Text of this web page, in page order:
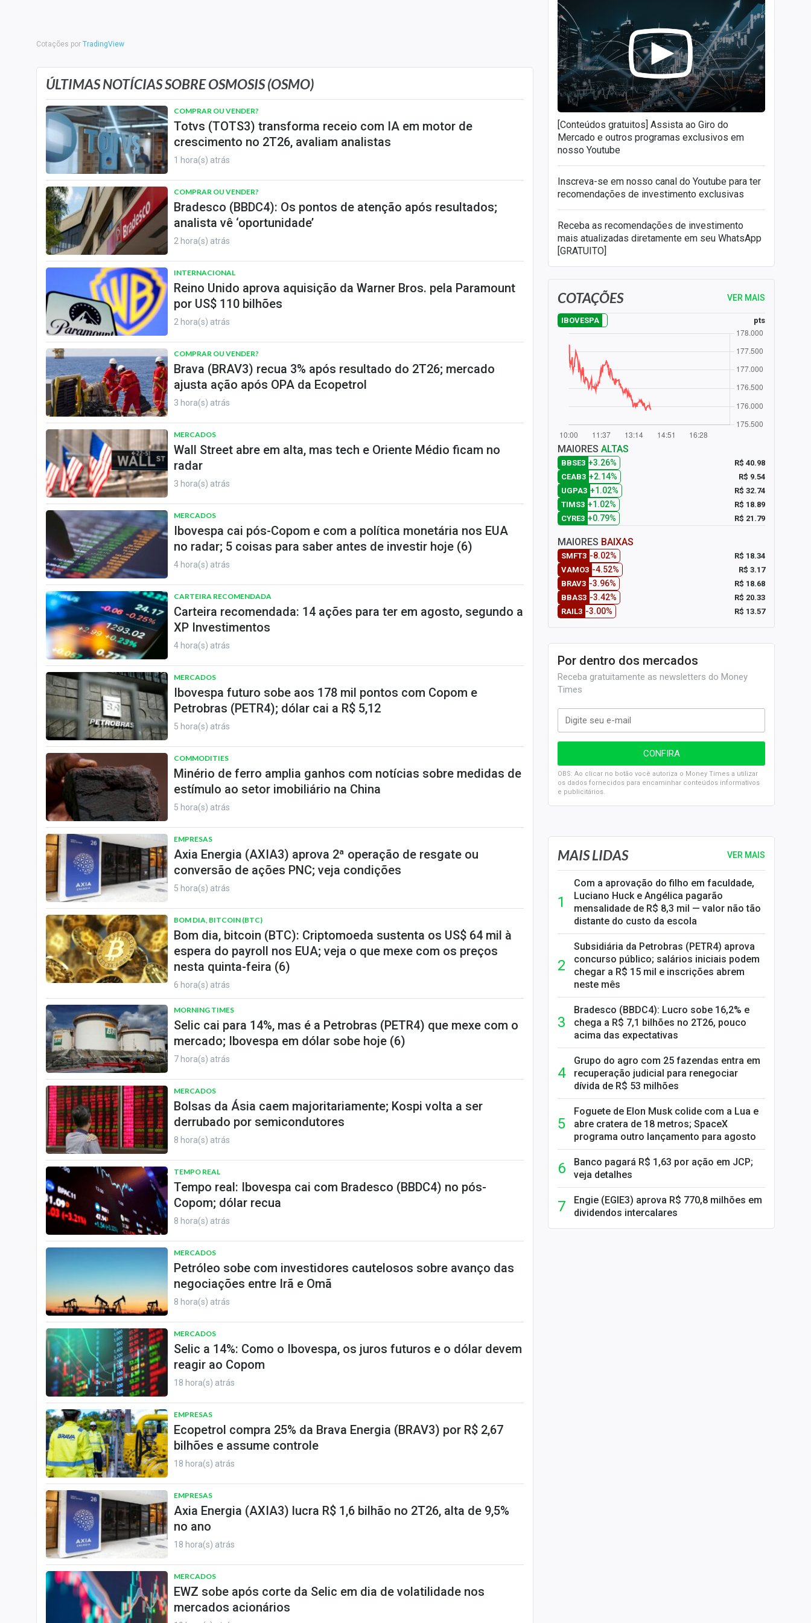
Tecnologia
Expediente
Cotações por TradingView
ÚLTIMAS NOTÍCIAS SOBRE OSMOSIS (OSMO)
COMPRAR OU VENDER?
Totvs (TOTS3) transforma receio com IA em motor de
crescimento no 2T26, avaliam analistas
1 hora(s) atrás
COMPRAR OU VENDER?
Bradesco (BBDC4): Os pontos de atenção após resultados;
analista vê ‘oportunidade’
2 hora(s) atrás
INTERNACIONAL
Reino Unido aprova aquisição da Warner Bros. pela Paramount
por US$ 110 bilhões
2 hora(s) atrás
COMPRAR OU VENDER?
Brava (BRAV3) recua 3% após resultado do 2T26; mercado
ajusta ação após OPA da Ecopetrol
3 hora(s) atrás
MERCADOS
Wall Street abre em alta, mas tech e Oriente Médio ficam no
radar
3 hora(s) atrás
MERCADOS
Ibovespa cai pós-Copom e com a política monetária nos EUA
no radar; 5 coisas para saber antes de investir hoje (6)
4 hora(s) atrás
CARTEIRA RECOMENDADA
Carteira recomendada: 14 ações para ter em agosto, segundo a
XP Investimentos
4 hora(s) atrás
MERCADOS
Ibovespa futuro sobe aos 178 mil pontos com Copom e
Petrobras (PETR4); dólar cai a R$ 5,12
5 hora(s) atrás
COMMODITIES
Minério de ferro amplia ganhos com notícias sobre medidas de
estímulo ao setor imobiliário na China
5 hora(s) atrás
EMPRESAS
Axia Energia (AXIA3) aprova 2ª operação de resgate ou
conversão de ações PNC; veja condições
5 hora(s) atrás
BOM DIA, BITCOIN (BTC)
Bom dia, bitcoin (BTC): Criptomoeda sustenta os US$ 64 mil à
espera do payroll nos EUA; veja o que mexe com os preços
nesta quinta-feira (6)
6 hora(s) atrás
MORNING TIMES
Selic cai para 14%, mas é a Petrobras (PETR4) que mexe com o
mercado; Ibovespa em dólar sobe hoje (6)
7 hora(s) atrás
MERCADOS
Bolsas da Ásia caem majoritariamente; Kospi volta a ser
derrubado por semicondutores
8 hora(s) atrás
TEMPO REAL
Tempo real: Ibovespa cai com Bradesco (BBDC4) no pós-
Copom; dólar recua
8 hora(s) atrás
MERCADOS
Petróleo sobe com investidores cautelosos sobre avanço das
negociações entre Irã e Omã
8 hora(s) atrás
MERCADOS
Selic a 14%: Como o Ibovespa, os juros futuros e o dólar devem
reagir ao Copom
18 hora(s) atrás
EMPRESAS
Ecopetrol compra 25% da Brava Energia (BRAV3) por R$ 2,67
bilhões e assume controle
18 hora(s) atrás
EMPRESAS
Axia Energia (AXIA3) lucra R$ 1,6 bilhão no 2T26, alta de 9,5%
no ano
18 hora(s) atrás
MERCADOS
EWZ sobe após corte da Selic em dia de volatilidade nos
mercados acionários
[Conteúdos gratuitos] Assista ao Giro do
Mercado e outros programas exclusivos em
nosso Youtube
Inscreva-se em nosso canal do Youtube para ter
recomendações de investimento exclusivas
Receba as recomendações de investimento
mais atualizadas diretamente em seu WhatsApp
[GRATUITO]
COTAÇÕES VER MAIS
IBOVESPA pts
MAIORES ALTAS
BBSE3 +3.26%
R$ 40.98
CEAB3 +2.14%
R$ 9.54
UGPA3 +1.02%
R$ 32.74
TIMS3 +1.02%
R$ 18.89
CYRE3 +0.79% R$ 21.79
MAIORES BAIXAS
SMFT3 -8.02%
R$ 18.34
VAMO3 -4.52%
R$ 3.17
BRAV3 -3.96%
R$ 18.68
BBAS3 -3.42%
R$ 20.33
RAIL3 -3.00% R$ 13.57
Por dentro dos mercados
Receba gratuitamente as newsletters do Money
Times
OBS: Ao clicar no botão você autoriza o Money Times a utilizar
os dados fornecidos para encaminhar conteúdos informativos
e publicitários.
SELIC em 14%: A repercussão da decisão sobre os JUROS
MAIS LIDAS VER MAIS
Com a aprovação do filho em faculdade,
Luciano Huck e Angélica pagarão
mensalidade de R$ 8,3 mil — valor não tão
distante do custo da escola
Subsidiária da Petrobras (PETR4) aprova
concurso público; salários iniciais podem
chegar a R$ 15 mil e inscrições abrem
neste mês
Bradesco (BBDC4): Lucro sobe 16,2% e
chega a R$ 7,1 bilhões no 2T26, pouco
acima das expectativas
Grupo do agro com 25 fazendas entra em
recuperação judicial para renegociar
dívida de R$ 53 milhões
Foguete de Elon Musk colide com a Lua e
abre cratera de 18 metros; SpaceX
programa outro lançamento para agosto
Banco pagará R$ 1,63 por ação em JCP;
veja detalhes
Engie (EGIE3) aprova R$ 770,8 milhões em
dividendos intercalares